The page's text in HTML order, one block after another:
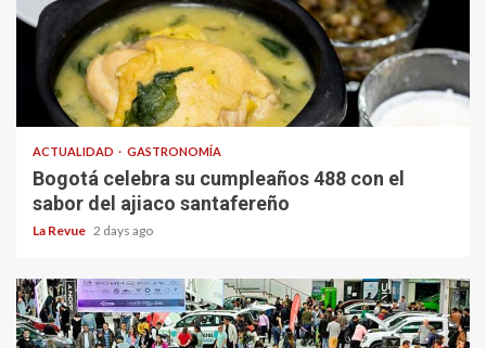
ACTUALIDAD GASTRONOMÍA
Bogotá celebra su cumpleaños 488 con el
sabor del ajiaco santafereño
La Revue 2 days ago